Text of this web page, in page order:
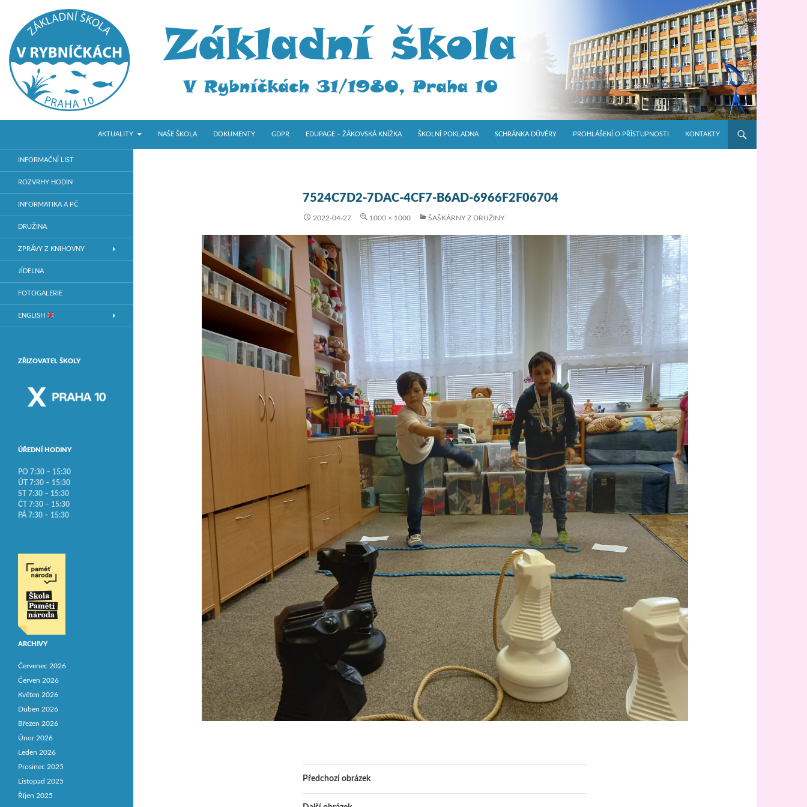
ZŠ V RybníčkáchAKTUALITY
NAŠE ŠKOLA DOKUMENTY GDPR EDUPAGE – ŽÁKOVSKÁ KNÍŽKA ŠKOLNÍ POKLADNA SCHRÁNKA DŮVĚRY PROHLÁŠENÍ O PŘÍSTUPNOSTI KONTAKTY
7524C7D2-7DAC-4CF7-B6AD-6966F2F06704
2022-04-27 1000 × 1000 ŠAŠKÁRNY Z DRUŽINY
Předchozí obrázek
Základní škola v Praze 10
INFORMAČNÍ LIST
ROZVRHY HODIN
INFORMATIKA A PČ
DRUŽINA
ZPRÁVY Z KNIHOVNY
JÍDELNA
FOTOGALERIE
ENGLISH
ZŘIZOVATEL ŠKOLY
ÚŘEDNÍ HODINY
PO 7:30 – 15:30
ÚT 7:30 – 15:30
ST 7:30 – 15:30
ČT 7:30 – 15:30
PÁ 7:30 – 15:30
ARCHIVY
Červenec 2026
Červen 2026
Květen 2026
Duben 2026
Březen 2026
Únor 2026
Leden 2026
Prosinec 2025
Listopad 2025
Říjen 2025